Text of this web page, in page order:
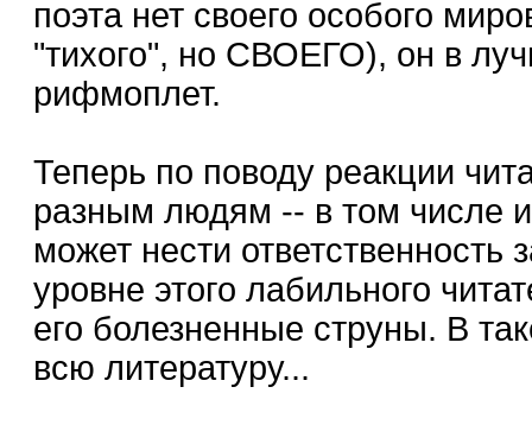
поэта нет своего особого
"тихого", но СВОЕГО), он в
рифмоплет.
Теперь по поводу реакции
разным людям -- в том числе
может нести ответственность
уровне этого лабильного
его болезненные струны. В
всю литературу...